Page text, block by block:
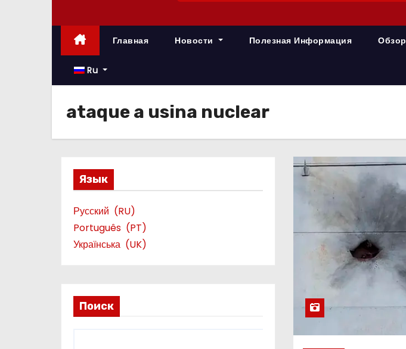
у
Главная Новости Полезная Информация Обзор
Ru
ataque a usina nuclear
Язык
Русский
RU
Português
PT
Українська
UK
Поиск